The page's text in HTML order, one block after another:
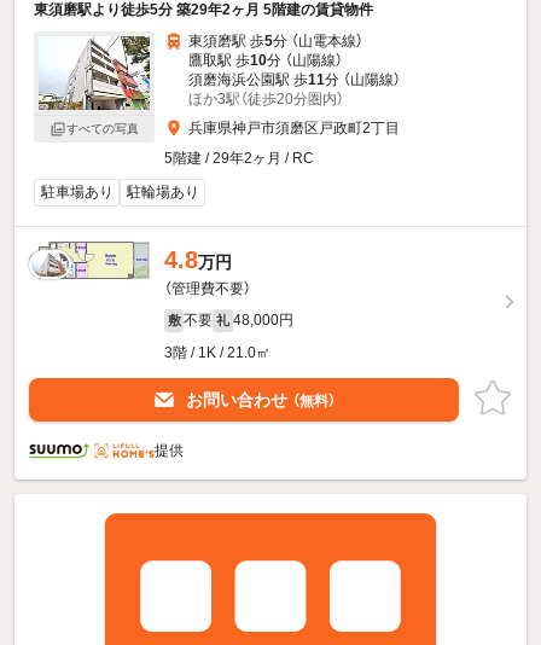
東須磨駅より徒歩5分 築29年2ヶ月 5階建の賃貸物件
すべての写真
東須磨駅 歩5分 （山電本線）
鷹取駅 歩10分 （山陽線）
須磨海浜公園駅 歩11分 （山陽線）
ほか3駅（徒歩20分圏内）
兵庫県神戸市須磨区戸政町2丁目
5階建 / 29年2ヶ月 / RC
駐車場あり
駐輪場あり
4.8万円
（管理費不要）
敷 不要 礼 48,000円
3階 / 1K / 21.0㎡
お問い合わせ （無料）
提供